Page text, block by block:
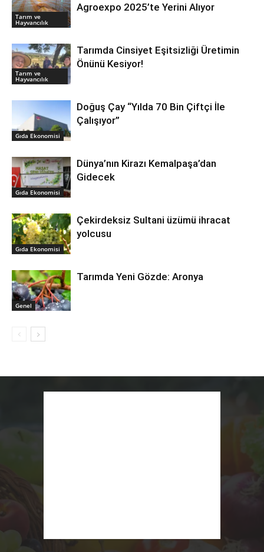
Tarım ve
Hayvancılık
Agroexpo 2025’te Yerini Alıyor
Tarım ve
Hayvancılık
Tarımda Cinsiyet Eşitsizliği Üretimin
Önünü Kesiyor!
Gıda Ekonomisi
Doğuş Çay “Yılda 70 Bin Çiftçi İle
Çalışıyor”
Gıda Ekonomisi
Dünya’nın Kirazı Kemalpaşa’dan
Gidecek
Gıda Ekonomisi
Çekirdeksiz Sultani üzümü ihracat
yolcusu
Genel
Tarımda Yeni Gözde: Aronya